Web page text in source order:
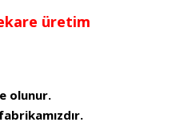
üretim
olunur.